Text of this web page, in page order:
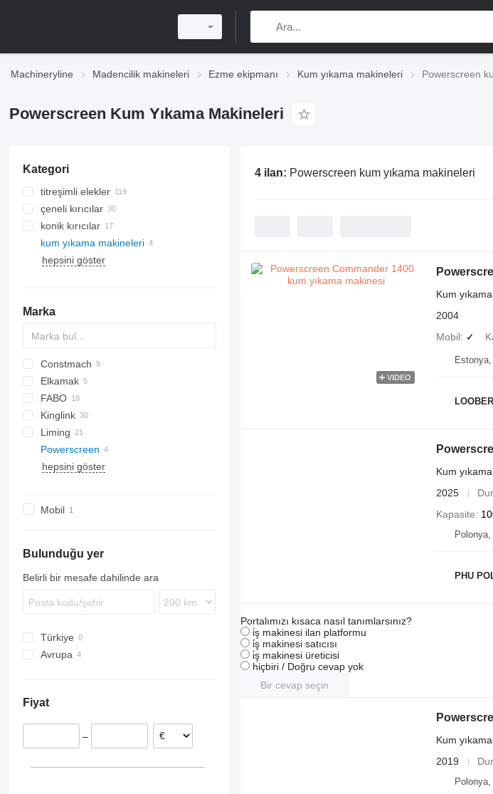
Machineryline Madencilik makineleri Ezme ekipmanı Kum yıkama makineleri Powerscreen
Powerscreen Kum Yıkama Makineleri
Kategori
titreşimli elekler
çeneli kırıcılar
konik kırıcılar
yatay darbeli̇ kiricilar
kum yıkama makineleri
hepsini göster
Marka
Constmach
60
100
120
250
Elkamak
FABO
DSHC
FTS
Kinglink
2LSX
KL
Liming
XSD3016
Powerscreen
Commander
hepsini göster
Mobil
Bulunduğu yer
Belirli bir mesafe dahilinde ara
Türkiye
Avrupa
Fiyat
–
4 ilan: Powerscreen kum yıkama makineleri
VIDEO
Kum
2004
Mobil
✓
Kum
2025
Kapasite
PHU
Portalımızı kısaca nasıl tanımlarsınız?
i̇ş makinesi ilan platformu
i̇ş makinesi satıcısı
i̇ş makinesi üreticisi
hiçbiri / Doğru cevap yok
Bir cevap seçin
Kum
2019